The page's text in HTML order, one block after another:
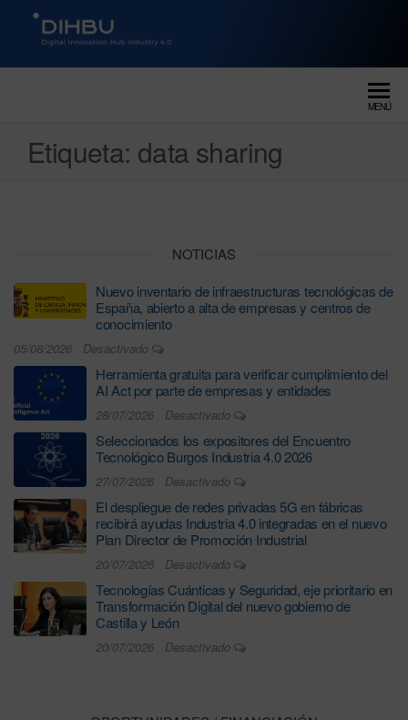
DIGITAL INNOVATION HUB
MENÚ
Etiqueta: data sharing
NOTICIAS
Nuevo inventario de infraestructuras tecnológicas de
España, abierto a alta de empresas y centros de
conocimiento
05/08/2026 Desactivado
Herramienta gratuita para verificar cumplimiento del
AI Act por parte de empresas y entidades
28/07/2026 Desactivado
Seleccionados los expositores del Encuentro
Tecnológico Burgos Industria 4.0 2026
27/07/2026 Desactivado
El despliegue de redes privadas 5G en fábricas
recibirá ayudas Industria 4.0 integradas en el nuevo
Plan Director de Promoción Industrial
20/07/2026 Desactivado
Tecnologías Cuánticas y Seguridad, eje prioritario en
Transformación Digital del nuevo gobierno de
Castilla y León
20/07/2026 Desactivado